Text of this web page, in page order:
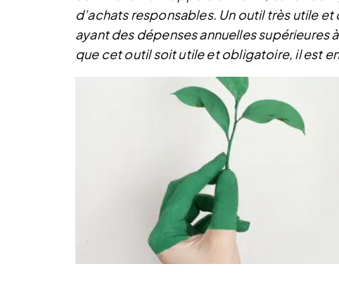
d’achats responsables. Un outil très utile
ayant des dépenses annuelles supérieures
que cet outil soit utile et obligatoire, il est